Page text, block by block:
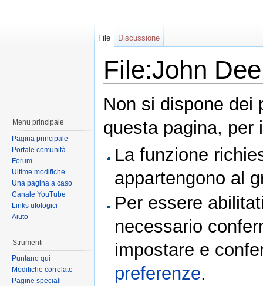
File:John
Non si dispone dei
questa pagina, per
La funzione
appartengono al
Per essere
necessario
impostare e
preferenze.
File Discussione
Menu principale
Pagina principale
Portale comunità
Forum
Ultime modifiche
Una pagina a caso
Canale YouTube
Links ufologici
Aiuto
Strumenti
Puntano qui
Modifiche correlate
Pagine speciali